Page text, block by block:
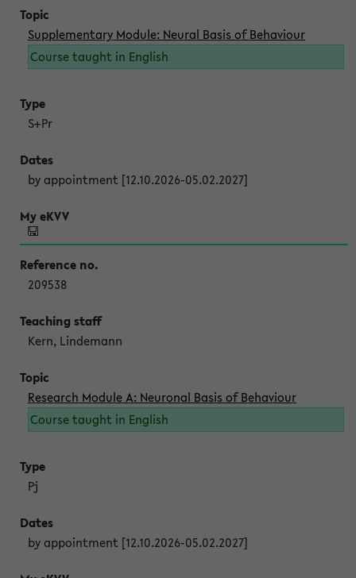
Supplementary Module: Neural Basis of Behaviour
Course taught in English
S+Pr
by appointment [12.10.2026-05.02.2027]
209538
Kern, Lindemann
Research Module A: Neuronal Basis of Behaviour
Course taught in English
Pj
by appointment [12.10.2026-05.02.2027]